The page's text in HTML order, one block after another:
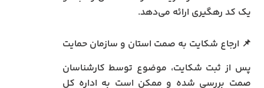
یک کد رهگیری ارائه می‌دهد.
📌 ارجاع شکایت به صمت استان و سازمان حمایت
پس از ثبت شکایت، موضوع توسط کارشناسان
صمت بررسی شده و ممکن است به اداره کل